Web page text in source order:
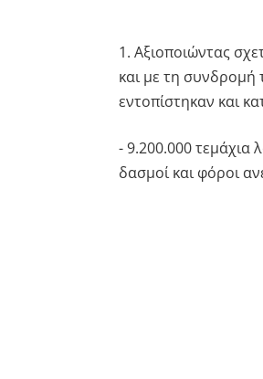
1. Αξιοποιώντας
και με τη συνδρομή
εντοπίστηκαν και
- 9.200.000 τεμάχια
δασμοί και φόροι